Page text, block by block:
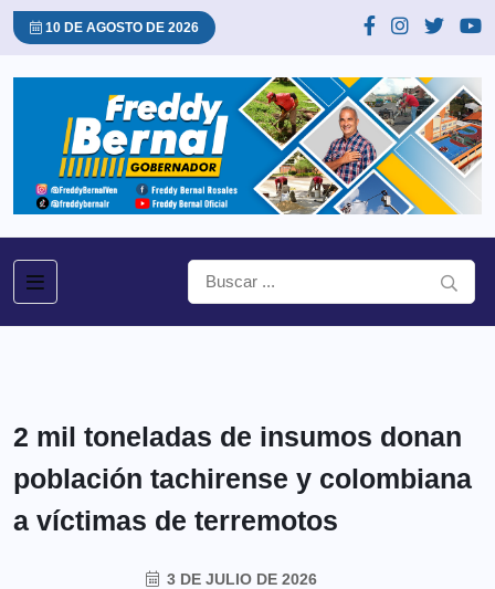
10 DE AGOSTO DE 2026
2 mil toneladas de insumos donan
población tachirense y colombiana
a víctimas de terremotos
3 DE JULIO DE 2026